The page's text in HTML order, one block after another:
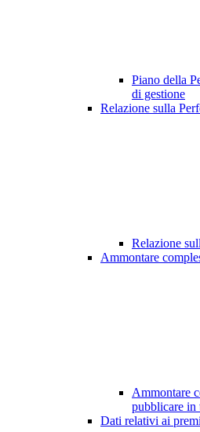
Piano della
di gestione
Relazione sulla
Relazione
Ammontare
Ammontare
pubblicare in
Dati relativi ai premi